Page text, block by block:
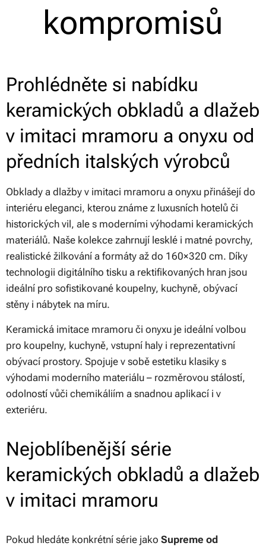
kompromisů
Prohlédněte si nabídku
keramických obkladů a dlažeb
v imitaci mramoru a onyxu od
předních italských výrobců
Obklady a dlažby v imitaci mramoru a onyxu přinášejí do
interiéru eleganci, kterou známe z luxusních hotelů či
historických vil, ale s moderními výhodami keramických
materiálů. Naše kolekce zahrnují lesklé i matné povrchy,
realistické žilkování a formáty až do 160×320 cm. Díky
technologii digitálního tisku a rektifikovaných hran jsou
ideální pro sofistikované koupelny, kuchyně, obývací
stěny i nábytek na míru.
Keramická imitace mramoru či onyxu je ideální volbou
pro koupelny, kuchyně, vstupní haly i reprezentativní
obývací prostory. Spojuje v sobě estetiku klasiky s
výhodami moderního materiálu – rozměrovou stálostí,
odolností vůči chemikáliím a snadnou aplikací i v
exteriéru.
Nejoblíbenější série
keramických obkladů a dlažeb
v imitaci mramoru
Pokud hledáte konkrétní série jako Supreme od